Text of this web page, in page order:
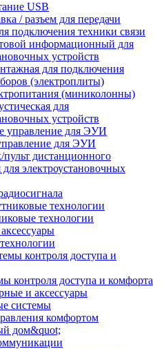
USB
/ разъем для передачи
подключения техники связи
информационный для
устройств
для подключения
(электроплиты)
(миниколонны)
для
устройств
для ЭУИ
пульт дистанционного
электроустановочных
технологии
контроля доступа и комфорта
и аксессуары
системы
комфортом
дом&quot;